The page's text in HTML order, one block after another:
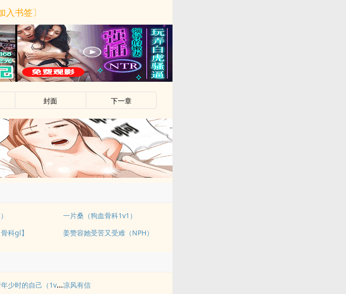
入书签〕
封面 下一章
一片桑（狗血骨科1v1）
科gl】 姜赞容她受苦又受难（NPH）
她决定宴请年少时的自己（1v1H）凉风有信